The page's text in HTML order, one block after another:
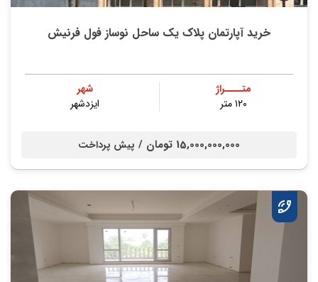
خرید آپارتمان پلاک یک ساحل نوساز فول فرنیش
متــــراژ
۱۲۰ متر
شهر
ایزدشهر
15,000,000,000 تومان / پیش پرداخت